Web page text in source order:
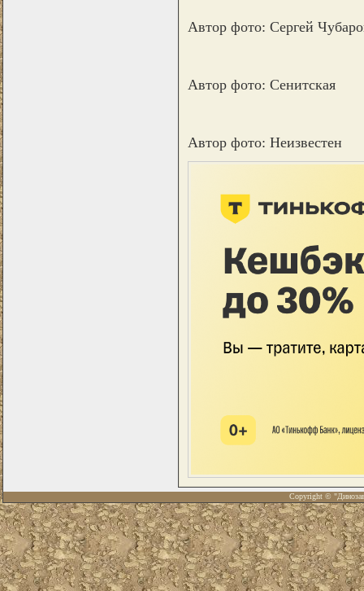
Автор фото: Сергей
Автор фото: Сенитская
Автор фото: Неизвестен
Copyright ©